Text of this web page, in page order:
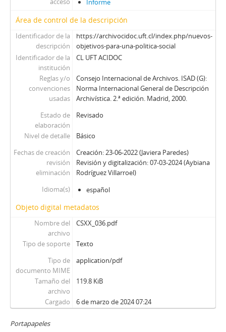
101 - Folleto mecanografiado con inscripciones manuscritas en inglés, titulado Nueva moral para el trabajo del Chile nuevo de una intervención del doctor Allende ante los jefes de los Servicios Públicos
102 - Folleto Flecha Roja, Órgano oficial del Departamento de capacitación doctrinaria, de la Secretaria general del PDC, núm., 3, enero 1972
104 - Librillo Chile bajo el presidencialismo, por Eduardo Guevara
105 - Libro con discurso en francés de Augusto Pinochet, con motivo de la conmemoración del tercer aniversario del Gobierno, titulado Discours de M. le Président de la République du Chilí, Général Augusto Pinochet Ugarte, à l'occasion du Troisième Anniversaire de son Gouvernement
106 - Folleto sin portada, titulado Documentos del XIII congreso del Partido Comunista de Chile 1965 (10 al 17 de octubre de 1965), edición La unidad socialista-comunista cimiento del movimiento popular, núm., 2
107 - Folleto Flecha Roja, del Órgano oficial del Departamento de capacitación doctrinaria, de la Secretaría general del PDC, núm., 1, julio-agosto 1971
Informe
Área de control de la descripción
Identificador de la
descripción
https://archivocidoc.uft.cl/index.php/nuevos-
objetivos-para-una-politica-social
Identificador de la
institución
CL UFT ACIDOC
Reglas y/o
convenciones
usadas
Consejo Internacional de Archivos. ISAD (G):
Norma Internacional General de Descripción
Archivística. 2.ª edición. Madrid, 2000.
Estado de
elaboración
Revisado
Nivel de detalle
Básico
Fechas de creación
revisión
eliminación
Creación: 23-06-2022 (Javiera Paredes)
Revisión y digitalización: 07-03-2024 (Aybiana
Rodríguez Villarroel)
Idioma(s)
español
Objeto digital metadatos
Nombre del
archivo
CSXX_036.pdf
Tipo de soporte
Texto
Tipo de
documento MIME
application/pdf
Tamaño del
archivo
119.8 KiB
Cargado 6 de marzo de 2024 07:24
Portapapeles